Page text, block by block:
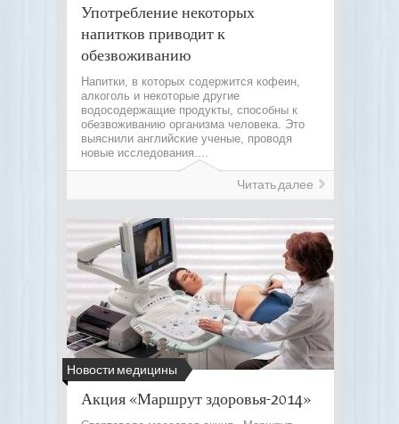
Употребление некоторых
напитков приводит к
обезвоживанию
Напитки, в которых содержится кофеин,
алкоголь и некоторые другие
водосодержащие продукты, способны к
обезвоживанию организма человека. Это
выяснили английские ученые, проводя
новые исследования....
Читать далее
Новости медицины
Акция «Маршрут здоровья-2014»